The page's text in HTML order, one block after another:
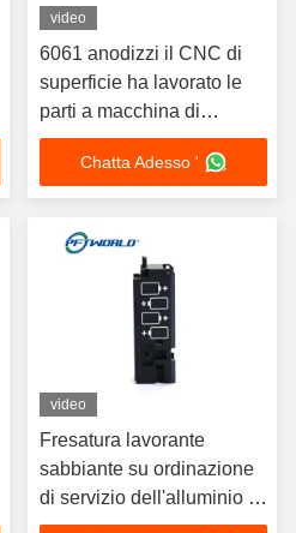
video
6061 anodizzi il CNC di
superficie ha lavorato le
parti a macchina di
alluminio 3D rapido ha
stampato il servizio
Chatta Adesso '
video
Fresatura lavorante
sabbiante su ordinazione
di servizio dell'alluminio di
CNC dell'incisione laser